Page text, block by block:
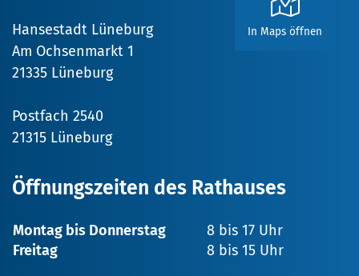
In Maps öffnen
Hansestadt Lüneburg
Am Ochsenmarkt 1
21335 Lüneburg
Postfach 2540
21315 Lüneburg
Öffnungszeiten des Rathauses
Montag bis Donnerstag
8 bis 17 Uhr
Freitag
8 bis 15 Uhr